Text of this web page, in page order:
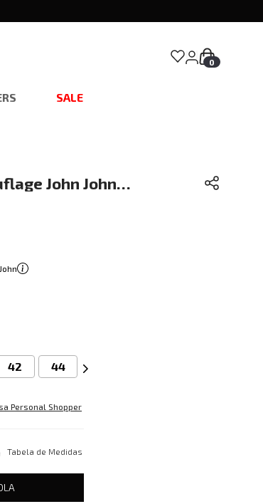
0
SALE
John John
42 44
Personal Shopper
Tabela de Medidas